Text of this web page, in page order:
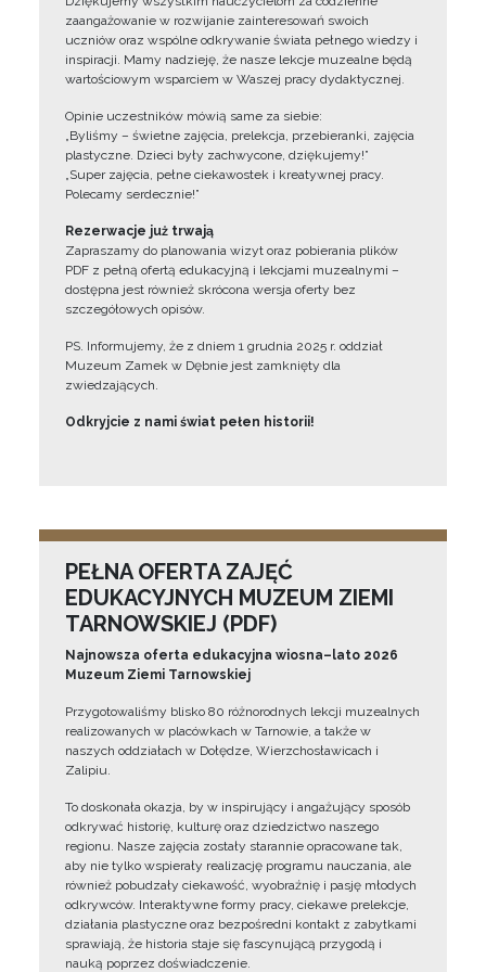
zaangażowanie w rozwijanie zainteresowań swoich
uczniów oraz wspólne odkrywanie świata pełnego wiedzy i
inspiracji. Mamy nadzieję, że nasze lekcje muzealne będą
wartościowym wsparciem w Waszej pracy dydaktycznej.
Opinie uczestników mówią same za siebie:
„Byliśmy – świetne zajęcia, prelekcja, przebieranki, zajęcia
plastyczne. Dzieci były zachwycone, dziękujemy!”
„Super zajęcia, pełne ciekawostek i kreatywnej pracy.
Polecamy serdecznie!”
Rezerwacje już trwają
Zapraszamy do planowania wizyt oraz pobierania plików
PDF z pełną ofertą edukacyjną i lekcjami muzealnymi –
dostępna jest również skrócona wersja oferty bez
szczegółowych opisów.
PS. Informujemy, że z dniem 1 grudnia 2025 r. oddział
Muzeum Zamek w Dębnie jest zamknięty dla
zwiedzających.
Odkryjcie z nami świat pełen historii!
PEŁNA OFERTA ZAJĘĆ
EDUKACYJNYCH MUZEUM ZIEMI
TARNOWSKIEJ (PDF)
Najnowsza oferta edukacyjna wiosna–lato 2026
Muzeum Ziemi Tarnowskiej
Przygotowaliśmy blisko 80 różnorodnych lekcji muzealnych
realizowanych w placówkach w Tarnowie, a także w
naszych oddziałach w Dołędze, Wierzchosławicach i
Zalipiu.
To doskonała okazja, by w inspirujący i angażujący sposób
odkrywać historię, kulturę oraz dziedzictwo naszego
regionu. Nasze zajęcia zostały starannie opracowane tak,
aby nie tylko wspierały realizację programu nauczania, ale
również pobudzały ciekawość, wyobraźnię i pasję młodych
odkrywców. Interaktywne formy pracy, ciekawe prelekcje,
działania plastyczne oraz bezpośredni kontakt z zabytkami
sprawiają, że historia staje się fascynującą przygodą i
nauką poprzez doświadczenie.